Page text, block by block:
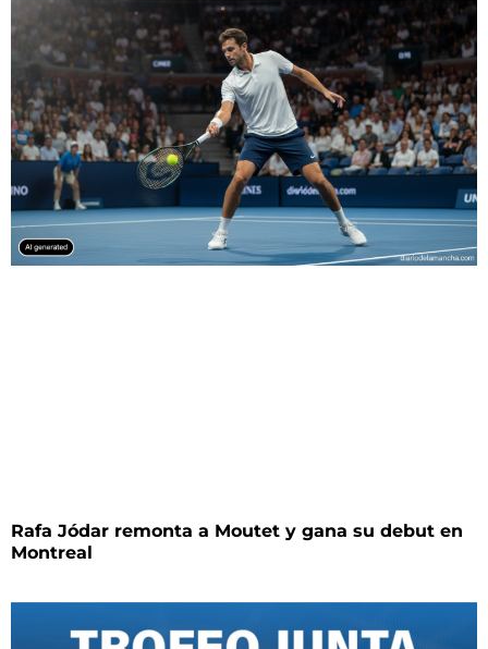
Rafa Jódar remonta a Moutet y gana su debut en
Montreal